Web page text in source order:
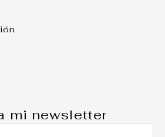
mi newsletter